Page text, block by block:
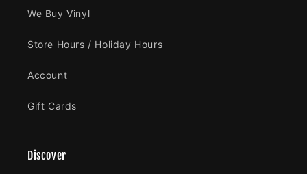
We Buy Vinyl
Store Hours / Holiday Hours
Account
Gift Cards
Discover